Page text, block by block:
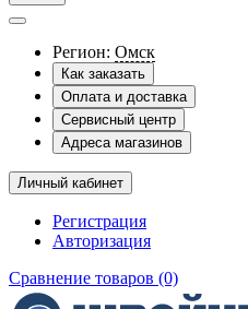
Регион: Омск
Как заказать
Оплата и доставка
Сервисный центр
Адреса магазинов
Личный кабинет
Регистрация
Авторизация
Сравнение товаров (0)